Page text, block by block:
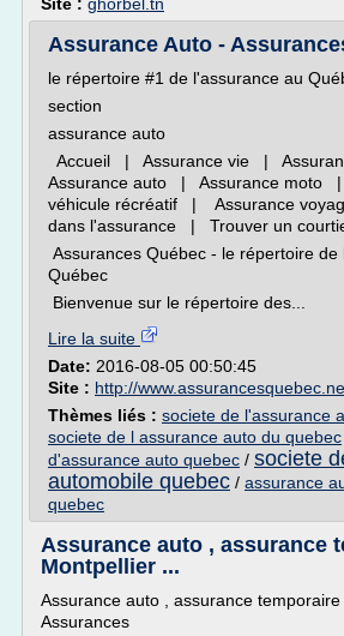
Assurance Auto -
le répertoire #1 de l'assurance au
section
assurance auto
Accueil | Assurance vie |
Assurance auto | Assurance moto
véhicule récréatif | Assurance
dans l'assurance | Trouver un
Assurances Québec - le répertoire de
Québec
Bienvenue sur le répertoire des...
Lire la suite
Date: 2016-08-05 00:50:45
Site : http://
Thèmes liés : societe de l'assurance
societe de l assurance auto du quebec
d'assurance auto quebec / societe
automobile quebec / assurance
quebec
Assurance auto , assurance
Montpellier ...
Assurance auto , assurance
Assurances